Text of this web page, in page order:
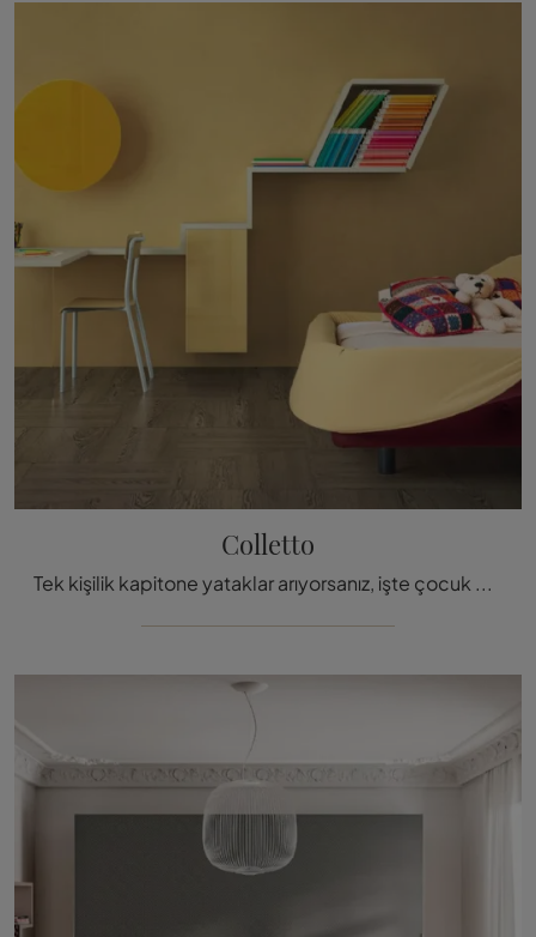
Colletto
Tek kişilik kapitone yataklar arıyorsanız, işte çocuk odasını zenginleştirmek için kumaş Colletto